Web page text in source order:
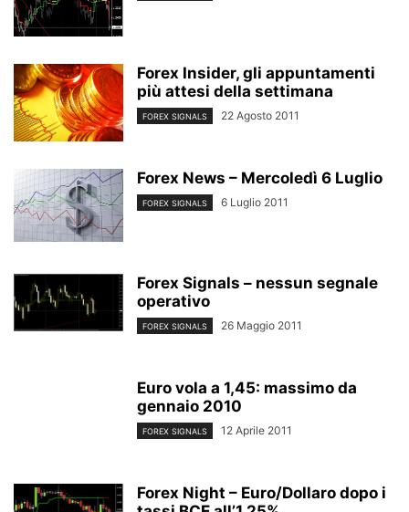
Forex Insider, gli appuntamenti
più attesi della settimana
FOREX SIGNALS 22 Agosto 2011
Forex News – Mercoledì 6 Luglio
FOREX SIGNALS 6 Luglio 2011
Forex Signals – nessun segnale
operativo
FOREX SIGNALS 26 Maggio 2011
Euro vola a 1,45: massimo da
gennaio 2010
FOREX SIGNALS 12 Aprile 2011
Forex Night – Euro/Dollaro dopo i